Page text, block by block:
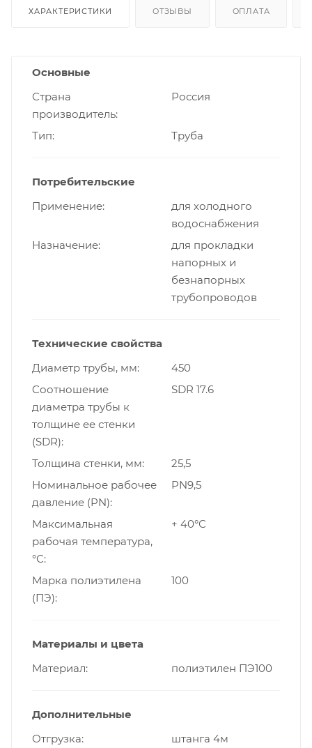
ХАРАКТЕРИСТИКИ ОТЗЫВЫ ОПЛАТА
Основные
Страна
производитель
Россия
Тип Труба
Потребительские
Применение
для холодного
водоснабжения
Назначение
для прокладки
напорных и
безнапорных
трубопроводов
Технические свойства
Диаметр трубы, мм
450
Cоотношение
диаметра трубы к
толщине ее стенки
(SDR)
SDR 17.6
Толщина стенки, мм
25,5
Номинальное рабочее
давление (PN)
PN9,5
Максимальная
рабочая температура,
°С
+ 40°С
Марка полиэтилена
(ПЭ)
100
Материалы и цвета
Материал
полиэтилен ПЭ100
Дополнительные
Отгрузка
штанга 4м